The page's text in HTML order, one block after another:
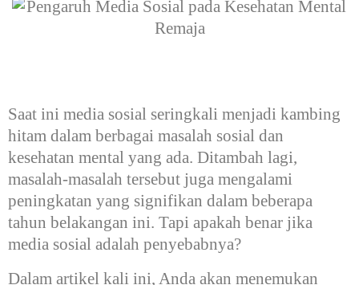
Saat ini media sosial seringkali menjadi kambing
hitam dalam berbagai masalah sosial dan
kesehatan mental yang ada. Ditambah lagi,
masalah-masalah tersebut juga mengalami
peningkatan yang signifikan dalam beberapa
tahun belakangan ini. Tapi apakah benar jika
media sosial adalah penyebabnya?
Dalam artikel kali ini, Anda akan menemukan